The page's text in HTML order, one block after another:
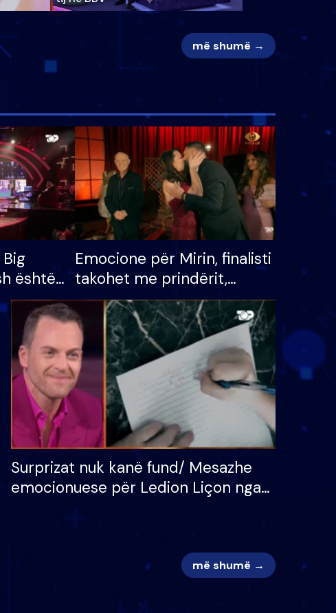
më shumë →
është
shtëpinë
për
Emocione për Mirin, finalisti
takohet me prindërit,
vajzën dhe bashkëshorten:
S’kemi ndonjë letër divorci
apo jo?
Surprizat nuk kanë fund/ Mesazhe
emocionuese për Ledion Liçon nga
më shumë →